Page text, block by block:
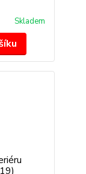
Skladem